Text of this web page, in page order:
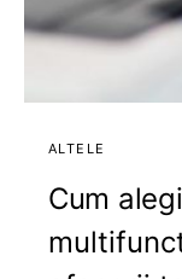
ALTELE
Cum